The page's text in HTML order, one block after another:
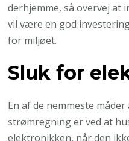
derhjemme, så overvej at
vil være en god
for miljøet.
Sluk for
En af de nemmeste
strømregning er ved at
elektronikken, når den